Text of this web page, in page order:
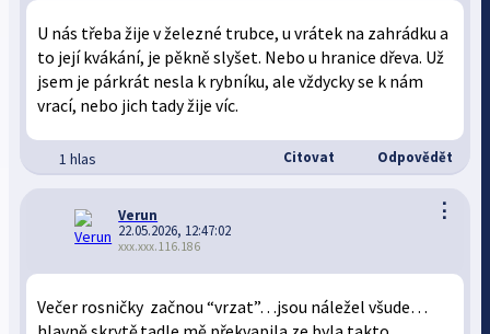
U nás třeba žije v železné trubce, u vrátek na zahrádku a
to její kvákání, je pěkně slyšet. Nebo u hranice dřeva. Už
jsem je párkrát nesla k rybníku, ale vždycky se k nám
vrací, nebo jich tady žije víc.
1 hlas Citovat Odpovědět
⋮
Verun
22.05.2026, 12:47:02
xxx.xxx.116.186
Večer rosničky začnou “vrzat”…jsou náležel všude…